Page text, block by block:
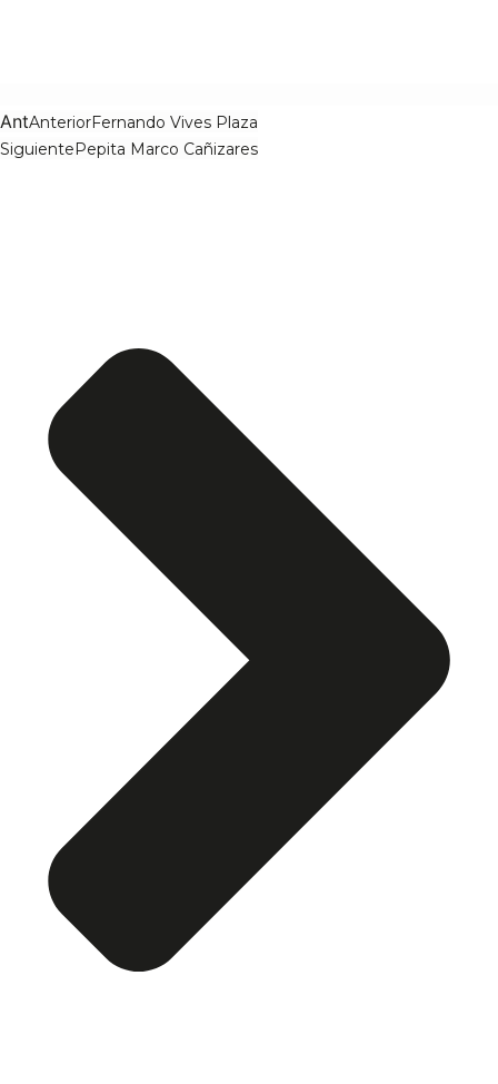
AntAnteriorFernando Vives Plaza
SiguientePepita Marco Cañizares